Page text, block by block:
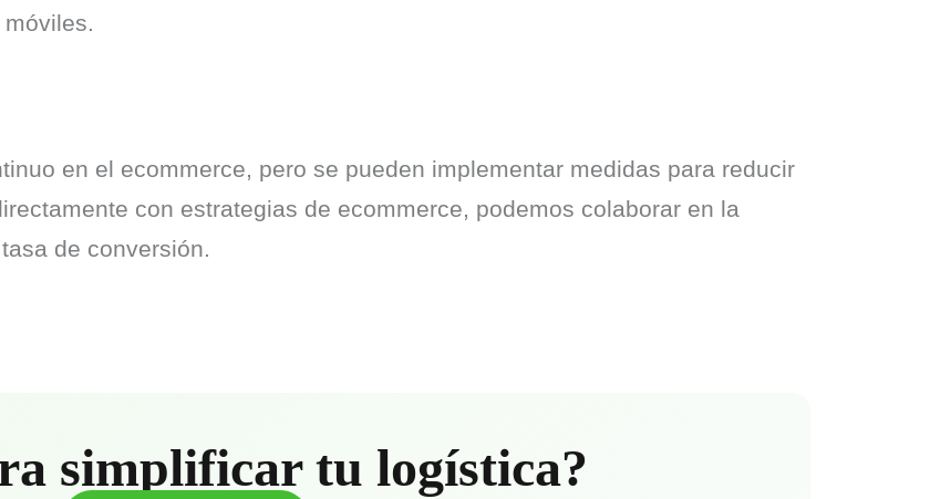
en el ecommerce, pero se pueden implementar medidas para reducir
con estrategias de ecommerce, podemos colaborar en la
de conversión.
simplificar tu logística?